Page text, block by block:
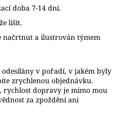
doba 7-14 dní.
lišit.
načrtnut a ilustrován týmem
odesílány v pořadí, v jakém byly
zrychlenou objednávku.
rychlost dopravy je mimo mou
za zpoždění ani